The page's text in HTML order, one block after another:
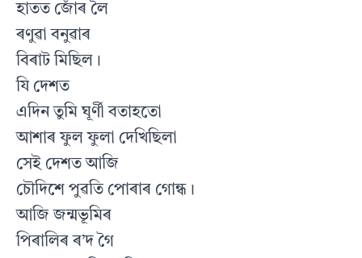
হাতত জোঁৰ লৈ
ৰণুৱা বনুৱাৰ
বিৰাট মিছিল।
যি দেশত
এদিন তুমি ঘূর্ণী বতাহতো
আশাৰ ফুল ফুলা দেখিছিলা
সেই দেশত আজি
চৌদিশে পুৱতি পোৰাৰ গোন্ধ।
আজি জন্মভূমিৰ
পিৰালিৰ ৰ’দ গৈ